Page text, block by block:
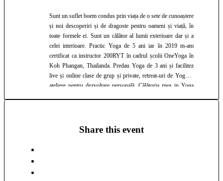
Sunt un suflet boem condus prin viața de o sete de cunoaștere
și noi descoperiri și de dragoste pentru oameni și viață, în
toate formele ei. Sunt un călător al lumii exterioare dar și a
celei interioare. Practic Yoga de 5 ani iar în 2019 m-am
certificat ca instructor 200RYT în cadrul școlii OneYoga în
Koh Phangan, Thailanda. Predau Yoga de 3 ani și facilitez
live și online clase de grup și private, retreat-uri de Yoga și
ateliere pentru dezvoltare personală. Călătoria mea in Yoga
atât de frumos încât am simțit că am primit asta ca pe un
Share this event